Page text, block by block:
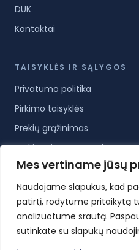
Mes vertiname jūsų
Naudojame slapukus, kad
patirtį, rodytume pritaikytą
analizuotume srautą.
sutinkate su slapukų
DUK
Kontaktai
TAISYKLĖS IR SĄLYGOS
Privatumo politika
Pirkimo taisyklės
Prekių grąžinimas
Prekių pristatymo sąlygos
Paslaugų teikimo sąlygos
© 2026 KoreanCare.lt ·
Privatumo politika·Pirkimo